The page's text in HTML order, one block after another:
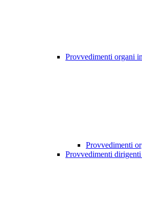
Provvedimenti organi
Provvedimenti
Provvedimenti